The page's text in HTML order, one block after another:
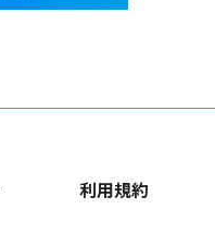
利用規約